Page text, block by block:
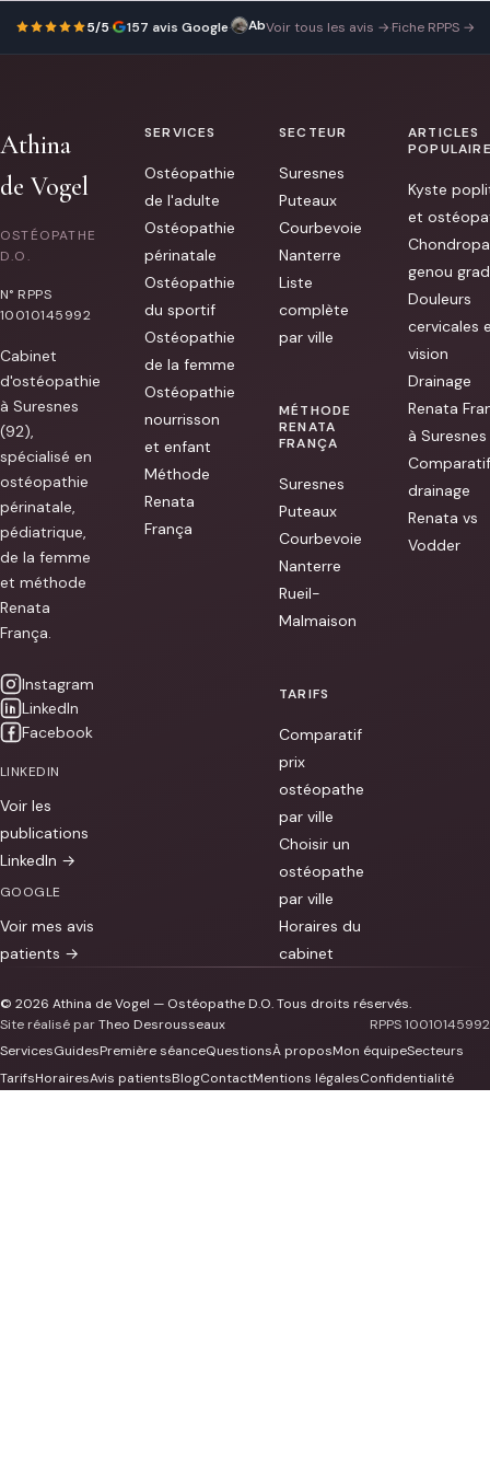
5/5· 157 avis Google· Abdallah El Khaoui 20 mai 2026
Excellente
qualité
techniques
adaptées.
suis
sorti
du
cabinet
avec
moins
douleur...
Voir tous les avis →·Fiche RPPS →
Athina
de Vogel
OSTÉOPATHE
D.O.
N° RPPS
10010145992
Cabinet
d'ostéopathie
à Suresnes
(92),
spécialisé en
ostéopathie
périnatale,
pédiatrique,
de la femme
et méthode
Renata
França.
Instagram
LinkedIn
Facebook
LINKEDIN
Voir les
publications
LinkedIn →
GOOGLE
Voir mes avis
patients →
SERVICES
Ostéopathie
de l'adulte
Ostéopathie
périnatale
Ostéopathie
du sportif
Ostéopathie
de la femme
Ostéopathie
nourrisson
et enfant
Méthode
Renata
França
SECTEUR
Suresnes
Puteaux
Courbevoie
Nanterre
Liste
complète
par ville
MÉTHODE
RENATA
FRANÇA
Suresnes
Puteaux
Courbevoie
Nanterre
Rueil-
Malmaison
TARIFS
Comparatif
prix
ostéopathe
par ville
Choisir un
ostéopathe
par ville
Horaires du
cabinet
ARTICLES
Kyste
et
genou
Douleurs
cervicales
vision
Drainage
Renata
à Suresnes
Comparatif
drainage
Renata vs
Vodder
© 2026 Athina de Vogel — Ostéopathe D.O. Tous droits réservés.
Site réalisé parTheo Desrousseaux
RPPS 10010145992
ServicesGuidesPremière séanceQuestionsÀ proposMon équipeSecteurs
TarifsHorairesAvis patientsBlogContactMentions légalesConfidentialité